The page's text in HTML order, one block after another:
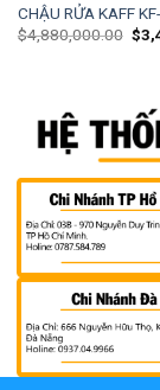
CHẬU RỬA KAFF
$4,880,000.00 $